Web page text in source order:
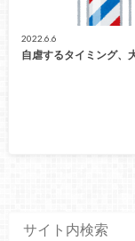
2022.6.6
自虐するタイミング、